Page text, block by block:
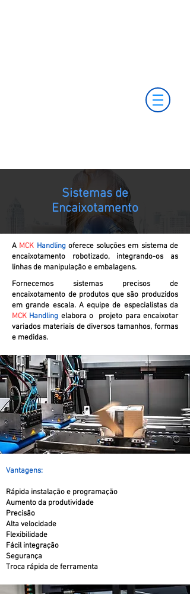
Sistemas de
Encaixotamento
A MCK Handling oferece soluções em sistema de
encaixotamento robotizado, integrando-os as
linhas de manipulação e embalagens.
Fornecemos sistemas precisos de
encaixotamento de produtos que são produzidos
em grande escala. A equipe de especialistas da
MCK Handling elabora o projeto para encaixotar
variados materiais de diversos tamanhos, formas
e medidas.
Vantagens:
Rápida instalação e programação
Aumento da produtividade
Precisão
Alta velocidade
Flexibilidade
Fácil integração
Segurança
Troca rápida de ferramenta